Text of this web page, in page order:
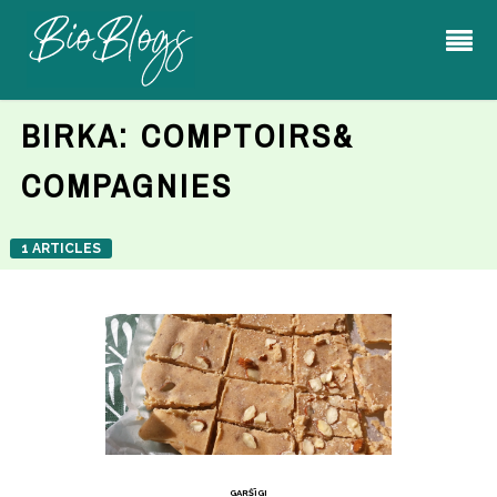
BIRKA: COMPTOIRS&
COMPAGNIES
1 ARTICLES
GARŠĪGI